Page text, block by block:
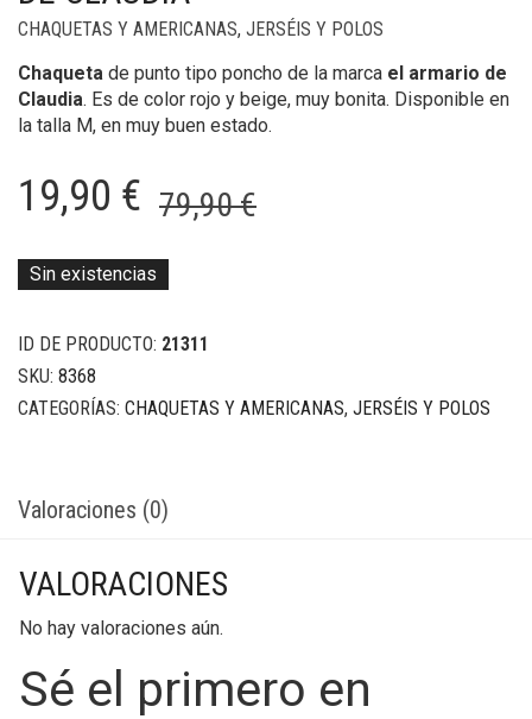
CHAQUETAS Y AMERICANAS, JERSÉIS Y POLOS
Chaqueta de punto tipo poncho de la marca el armario de
Claudia. Es de color rojo y beige, muy bonita. Disponible en
la talla M, en muy buen estado.
79,90€El
19,90 €
El
Sin existencias
ID DE PRODUCTO: 21311
SKU: 8368
CATEGORÍAS: CHAQUETAS Y AMERICANAS, JERSÉIS Y POLOS
Valoraciones (0)
VALORACIONES
No hay valoraciones aún.
Sé el primero en